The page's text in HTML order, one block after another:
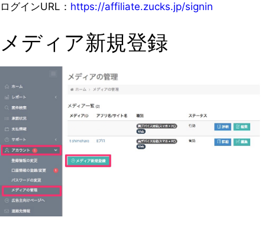
ログインURL： https://affiliate.zucks.jp/signin
メディア新規登録